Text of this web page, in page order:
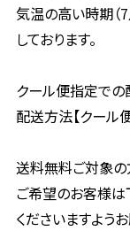
気温の高い時期（
しております。
クール便指定での
配送方法【クール
送料無料ご対象の
ご希望のお客様は
くださいますよう